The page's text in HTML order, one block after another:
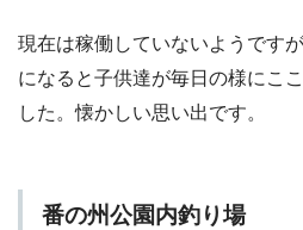
現在は稼働していないようです
になると子供達が毎日の様にこ
した。懐かしい思い出です。
番の州公園内釣り場